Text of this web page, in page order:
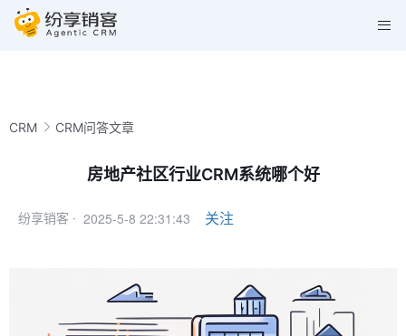
CRM CRM问答文章
房地产社区行业CRM系统哪个好
纷享销客 · 2025-5-8 22:31:43 关注